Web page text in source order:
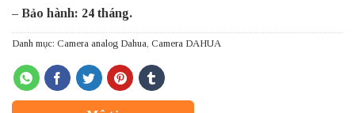
– Bảo hành: 24 tháng.
Danh mục: Camera analog Dahua, Camera DAHUA